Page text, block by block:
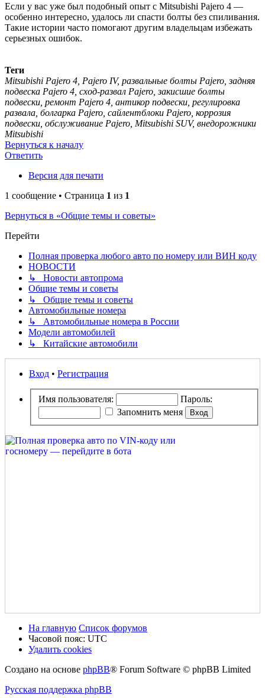
Если у вас уже был подобный опыт с Mitsubishi Pajero 4 —
особенно интересно, удалось ли спасти болты без спиливания.
Такие истории часто помогают другим владельцам избежать
серьезных ошибок.
Теги
Mitsubishi Pajero 4, Pajero IV, развальные болты Pajero, задняя
подвеска Pajero 4, сход-развал Pajero, закисшие болты
подвески, ремонт Pajero 4, антикор подвески, регулировка
развала, болгарка Pajero, сайлентблоки Pajero, коррозия
подвески, обслуживание Pajero, Mitsubishi SUV, внедорожники
Mitsubishi
Вернуться к началу
Ответить
Версия для печати
1 сообщение • Страница 1 из 1
Вернуться в «Общие темы и советы»
Перейти
Полная проверка любого авто по номеру или ВИН коду
НОВОСТИ
↳ Новости автопрома
Общие темы и советы
↳ Общие темы и советы
Автомобильные номера
↳ Автомобильные номера в России
Модели автомобилей
↳ Китайские автомобили
Вход • Регистрация
Имя пользователя:
Пароль:
Запомнить меня
На главную Список форумов
Часовой пояс: UTC
Удалить cookies
Создано на основе phpBB® Forum Software © phpBB Limited
Русская поддержка phpBB